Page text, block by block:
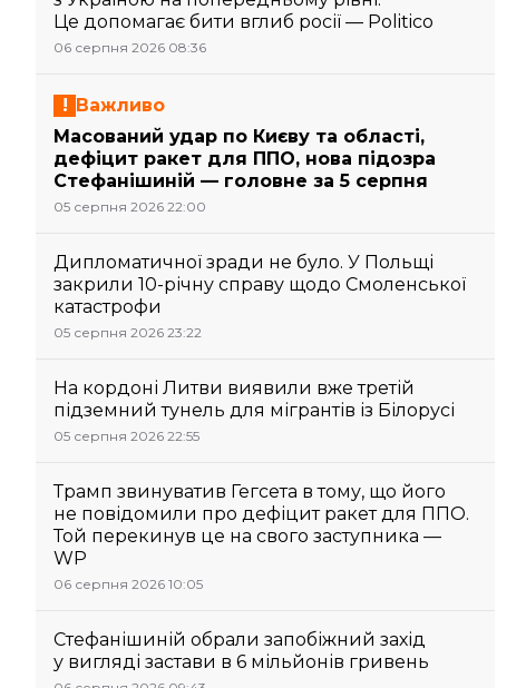
Це допомагає бити вглиб росії — Politico
06 серпня 2026 08:36
Важливо
Масований удар по Києву та області,
дефіцит ракет для ППО, нова підозра
Стефанішиній — головне за 5 серпня
05 серпня 2026 22:00
Дипломатичної зради не було. У Польщі
закрили 10-річну справу щодо Смоленської
катастрофи
05 серпня 2026 23:22
На кордоні Литви виявили вже третій
підземний тунель для мігрантів із Білорусі
05 серпня 2026 22:55
Трамп звинуватив Гегсета в тому, що його
не повідомили про дефіцит ракет для ППО.
Той перекинув це на свого заступника —
WP
06 серпня 2026 10:05
Стефанішиній обрали запобіжний захід
у вигляді застави в 6 мільйонів гривень